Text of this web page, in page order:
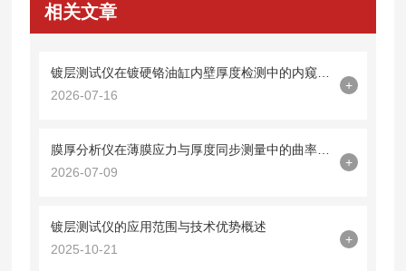
相关文章
2026-07-16
+
2026-07-09
+
镀层测试仪的应用范围与技术优势概述
2025-10-21
+